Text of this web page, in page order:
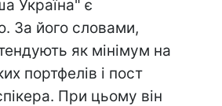
Україна" є
За його словами,
як мінімум на
портфелів і пост
При цьому він